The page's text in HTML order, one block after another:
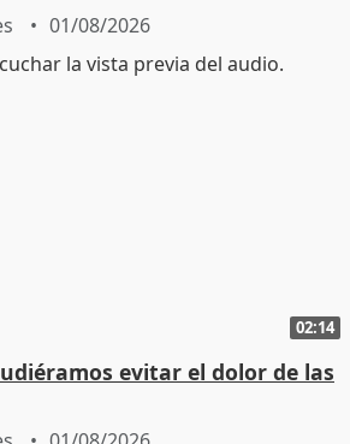
01/08/2026
02:14
evitar el dolor de las